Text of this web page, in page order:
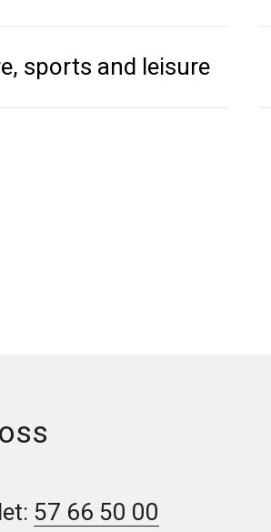
sports and leisure
57 66 50 00